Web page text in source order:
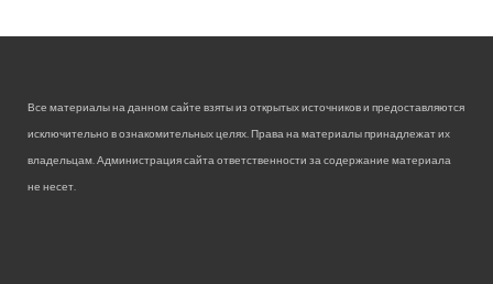
Все материалы на данном сайте взяты из открытых источников и предоставляются
исключительно в ознакомительных целях. Права на материалы принадлежат их
владельцам. Администрация сайта ответственности за содержание материала
не несет.